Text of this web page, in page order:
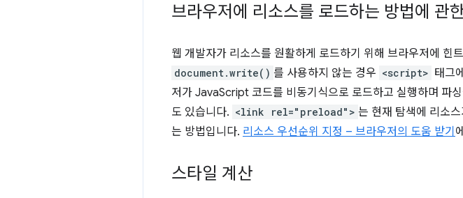
브라우저에 리소스를 로드하는 방법에 관
웹 개발자가 리소스를 원활하게 로드하기 위해 브라우저에
document.write() 를 사용하지 않는 경우 <script> 태그에
저가 JavaScript 코드를 비동기식으로 로드하고 실행하며 파
도 있습니다. <link rel="preload"> 는 현재 탐색에 리소
는 방법입니다. 리소스 우선순위 지정 – 브라우저의 도움 받기
스타일 계산